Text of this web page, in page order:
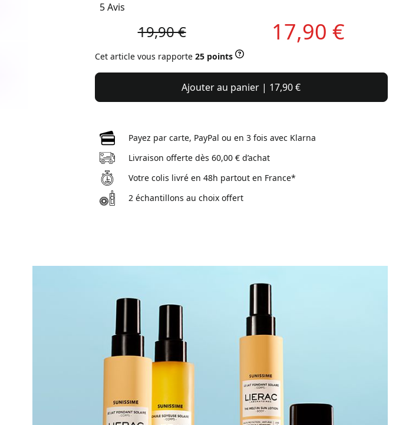
5 Avis
19,90 € 17,90 €
Cet article vous rapporte 25 points
Ajouter au panier | 17,90 €
Payez par carte, PayPal ou en 3 fois avec Klarna
Livraison offerte dès 60,00 € d’achat
Votre colis livré en 48h partout en France*
2 échantillons au choix offert